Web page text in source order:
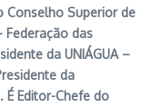
Conselho Superior de
Federação das
da UNIÁGUA –
da
É Editor-Chefe do